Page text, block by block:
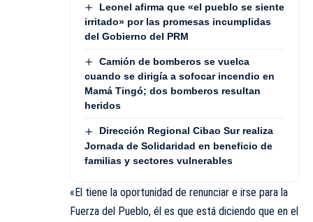
Leonel afirma que «el pueblo se siente
irritado» por las promesas incumplidas
del Gobierno del PRM
Camión de bomberos se vuelca
cuando se dirigía a sofocar incendio en
Mamá Tingó; dos bomberos resultan
heridos
Dirección Regional Cibao Sur realiza
Jornada de Solidaridad en beneficio de
familias y sectores vulnerables
«El tiene la oportunidad de renunciar e irse para la
Fuerza del Pueblo, él es que está diciendo que en el